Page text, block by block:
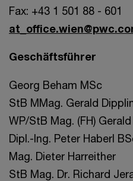
Fax: +43 1 501 88 - 601
Geschäftsführer
Georg Beham MSc
StB MMag. Gerald
WP/StB Mag. (FH)
Dipl.-Ing. Peter Haberl
Mag. Dieter Harreither
StB Mag. Dr. Richard